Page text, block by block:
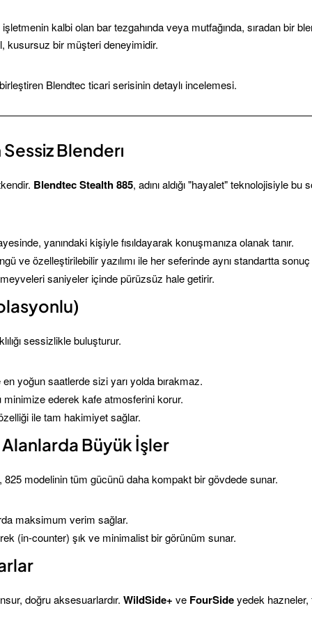
kalbi olan bar tezgahında veya mutfağında, sıradan bir
kusursuz bir müşteri deneyimidir.
Blendtec ticari serisinin detaylı incelemesi.
Blenderı
Blendtec Stealth 885, adını aldığı "hayalet" teknolojisiyle bu
yanındaki kişiyle fısıldayarak konuşmanıza olanak tanır.
ve özelleştirilebilir yazılımı ile her seferinde aynı standartta
saniyeler içinde pürüzsüz hale getirir.
sessizlikle buluşturur.
yoğun saatlerde sizi yarı yolda bırakmaz.
ederek kafe atmosferini korur.
ile tam hakimiyet sağlar.
Büyük İşler
, 825 modelinin tüm gücünü daha kompakt bir gövdede sunar.
maksimum verim sağlar.
(in-counter) şık ve minimalist bir görünüm sunar.
doğru aksesuarlardır. WildSide+ ve FourSideyedek hazneler,